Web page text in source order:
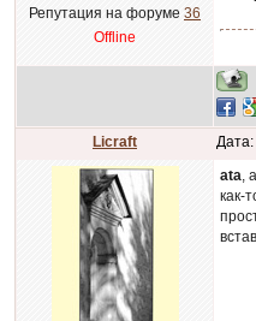
Репутация на форуме 36
Offline
Licraft
ata,
как-